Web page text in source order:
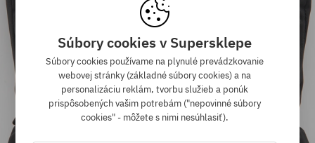
Súbory cookies v Supersklepe
Súbory cookies používame na plynulé prevádzkovanie
webovej stránky (základné súbory cookies) a na
personalizáciu reklám, tvorbu služieb a ponúk
prispôsobených vašim potrebám ("nepovinné súbory
cookies" - môžete s nimi nesúhlasiť).